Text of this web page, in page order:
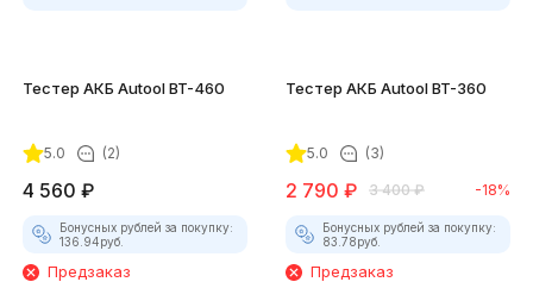
Тестер АКБ Autool BT-460
5.0 (2)
4 560 ₽
Бонусных рублей за покупку:
136.94руб.
Предзаказ
Тестер АКБ Autool BT-360
5.0 (3)
2 790 ₽ 3 400 ₽ -18%
Бонусных рублей за покупку:
83.78руб.
Предзаказ